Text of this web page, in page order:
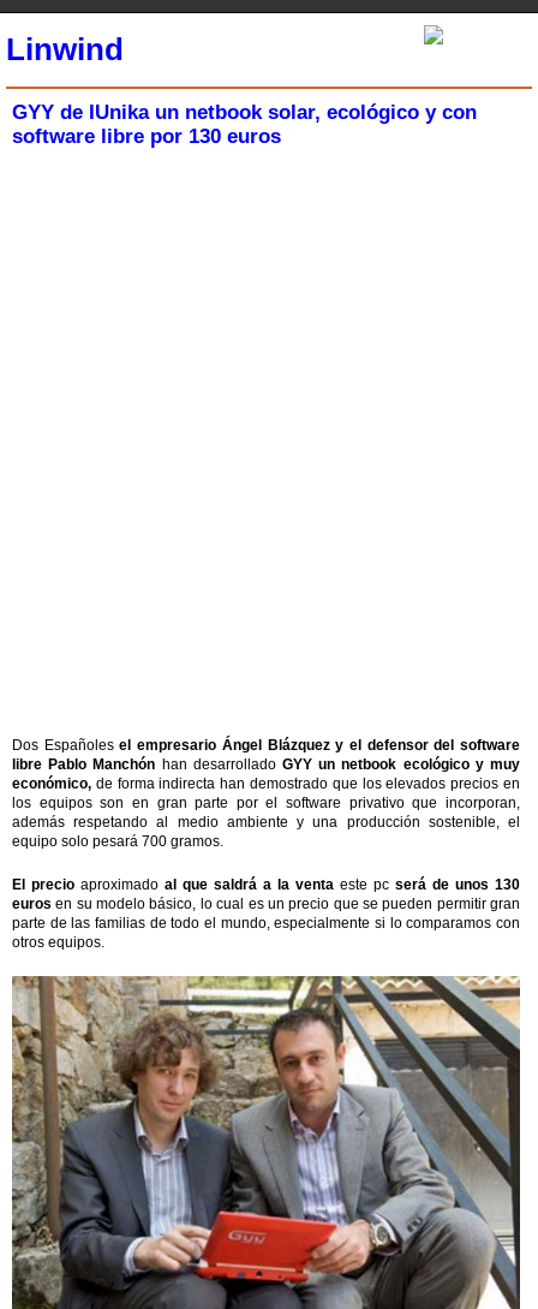
Linwind
GYY de IUnika un netbook solar, ecológico y con
software libre por 130 euros
Dos Españolesel empresario Ángel Blázquez y el defensor del software
libre Pablo Manchón han desarrolladoGYY un netbook ecológico y muy
económico, de forma indirecta han demostrado que los elevados precios en
los equipos son en gran parte por el software privativo que incorporan,
además respetando al medio ambiente y una producción sostenible, el
equipo solo pesará 700 gramos.
El precio aproximado al que saldrá a la venta este pc será de unos 130
euros en su modelo básico, lo cual es un precio que se pueden permitir gran
parte de las familias de todo el mundo, especialmente si lo comparamos con
otros equipos.